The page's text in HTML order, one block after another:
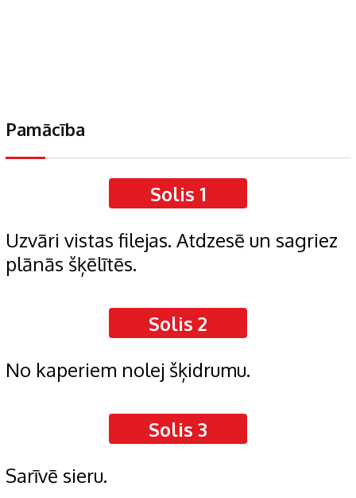
Pamācība
Solis 1
Uzvāri vistas filejas. Atdzesē un sagriez
plānās šķēlītēs.
Solis 2
No kaperiem nolej šķidrumu.
Solis 3
Sarīvē sieru.